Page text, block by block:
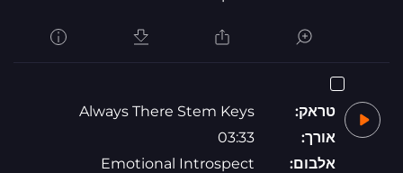
טראק:
Always There Stem Keys
אורך:
03:33
אלבום:
Emotional Introspect